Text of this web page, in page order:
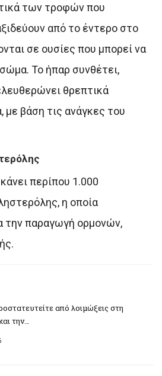
των τροφών που
από το έντερο στο
σε ουσίες που μπορεί να
Το ήπαρ συνθέτει,
θρεπτικά
με βάση τις ανάγκες του
περίπου 1.000
η οποία
την παραγωγή ορμονών,
από λοιμώξεις στη
την…